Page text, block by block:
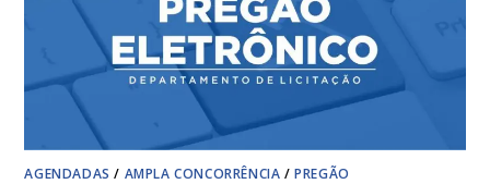
AGENDADAS / AMPLA CONCORRÊNCIA /PREGÃO